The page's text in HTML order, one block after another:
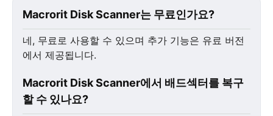
Macrorit Disk Scanner는 무료인가요?
네, 무료로 사용할 수 있으며 추가 기능은 유료 버전
에서 제공됩니다.
Macrorit Disk Scanner에서 배드섹터를 복구
할 수 있나요?